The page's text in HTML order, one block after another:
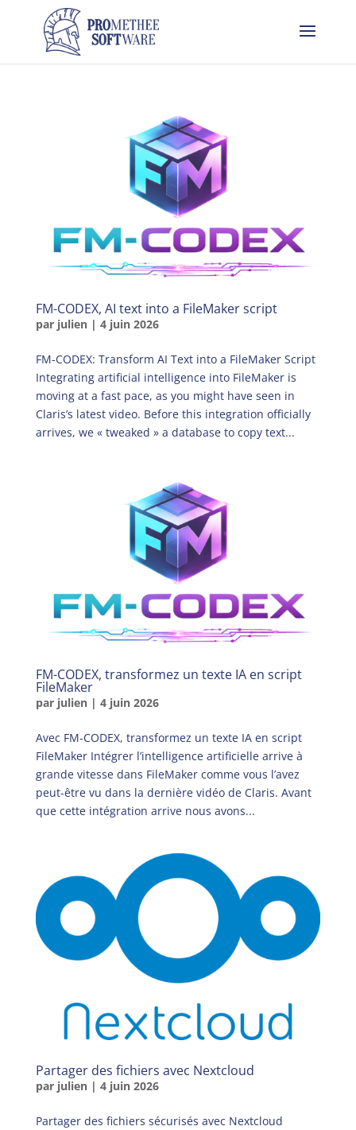
FM-CODEX, AI text into a FileMaker script
par julien| 4 juin 2026
FM-CODEX: Transform AI Text into a FileMaker Script
Integrating artificial intelligence into FileMaker is
moving at a fast pace, as you might have seen in
Claris’s latest video. Before this integration officially
arrives, we « tweaked » a database to copy text...
FM-CODEX, transformez un texte IA en script
FileMaker
par julien| 4 juin 2026
Avec FM-CODEX, transformez un texte IA en script
FileMaker Intégrer l’intelligence artificielle arrive à
grande vitesse dans FileMaker comme vous l’avez
peut-être vu dans la dernière vidéo de Claris. Avant
que cette intégration arrive nous avons...
Partager des fichiers avec Nextcloud
par julien| 4 juin 2026
Partager des fichiers sécurisés avec Nextcloud